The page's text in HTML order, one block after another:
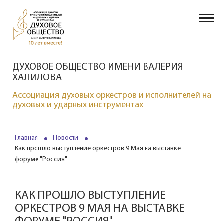
ДУХОВОЕ ОБЩЕСТВО ИМЕНИ ВАЛЕРИЯ
ХАЛИЛОВА
Ассоциация духовых оркестров и исполнителей на
духовых и ударных инструментах
Главная
Новости
Как прошло выступление оркестров 9 Мая на выставке
форуме "Россия"
КАК ПРОШЛО ВЫСТУПЛЕНИЕ
ОРКЕСТРОВ 9 МАЯ НА ВЫСТАВКЕ